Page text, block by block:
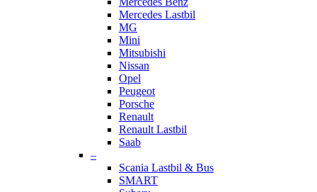
Mercedes Lastbil
MG
Mini
Mitsubishi
Nissan
Opel
Peugeot
Porsche
Renault
Renault Lastbil
Saab
–
Scania Lastbil & Bus
SMART